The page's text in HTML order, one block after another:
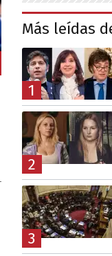
Más leídas
1
2
3